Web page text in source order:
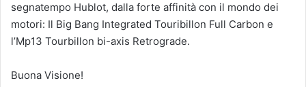
segnatempo Hublot, dalla forte affinità con il mondo dei
motori: Il Big Bang Integrated Touribillon Full Carbon e
l’Mp13 Tourbillon bi-axis Retrograde.
Buona Visione!